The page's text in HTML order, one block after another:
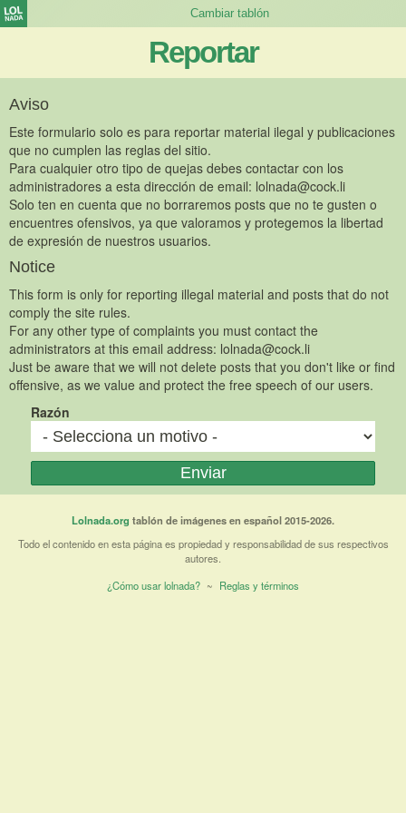
Reportar
Aviso
Este formulario solo es para reportar material ilegal y publicaciones
que no cumplen las reglas del sitio.
Para cualquier otro tipo de quejas debes contactar con los
administradores a esta dirección de email: lolnada@cock.li
Solo ten en cuenta que no borraremos posts que no te gusten o
encuentres ofensivos, ya que valoramos y protegemos la libertad
de expresión de nuestros usuarios.
Notice
This form is only for reporting illegal material and posts that do not
comply the site rules.
For any other type of complaints you must contact the
administrators at this email address: lolnada@cock.li
Just be aware that we will not delete posts that you don't like or find
offensive, as we value and protect the free speech of our users.
Razón
Lolnada.org tablón de imágenes en español 2015-2026.
Todo el contenido en esta página es propiedad y responsabilidad de sus respectivos
autores.
¿Cómo usar lolnada? ~ Reglas y términos